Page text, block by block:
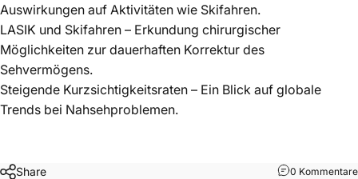
Auswirkungen auf Aktivitäten wie Skifahren.
LASIK und Skifahren – Erkundung chirurgischer
Möglichkeiten zur dauerhaften Korrektur des
Sehvermögens.
Steigende Kurzsichtigkeitsraten – Ein Blick auf globale
Trends bei Nahsehproblemen.
Share 0 Kommentare